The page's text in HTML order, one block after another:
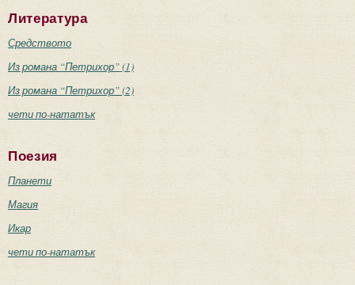
Литература
Средството
Из романа “Петрихор” (1)
Из романа “Петрихор” (2)
чети по-нататък
Поезия
Планети
Магия
Икар
чети по-нататък